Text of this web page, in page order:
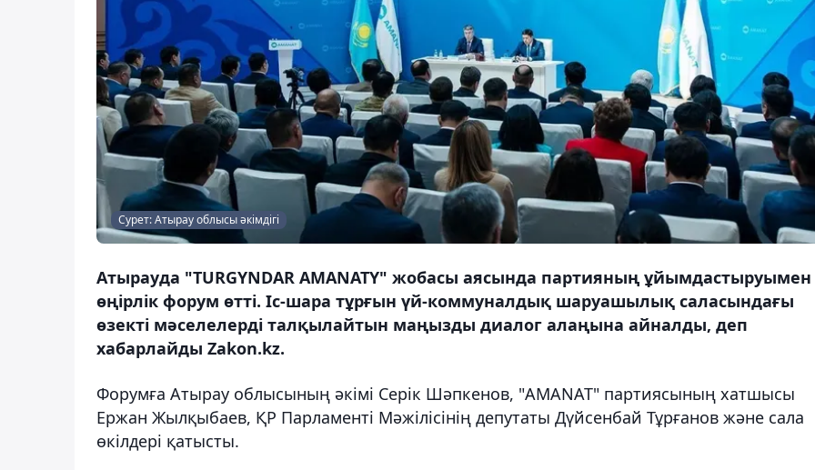
Сурет: Атырау облысы әкімдігі
Атырауда "TURGYNDAR AMANATY" жобасы аясында партияның ұйымдастыруымен
өңірлік форум өтті. Іс-шара тұрғын үй-коммуналдық шаруашылық саласындағы
өзекті мәселелерді талқылайтын маңызды диалог алаңына айналды, деп
хабарлайды Zakon.kz.
Форумға Атырау облысының әкімі Серік Шәпкенов, "AMANAT" партиясының хатшысы
Ержан Жылқыбаев, ҚР Парламенті Мәжілісінің депутаты Дүйсенбай Тұрғанов және сала
өкілдері қатысты.